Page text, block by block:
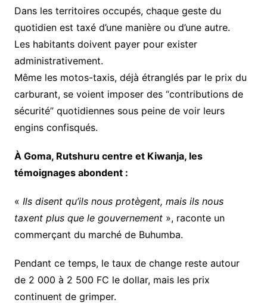
Dans les territoires occupés, chaque geste du
quotidien est taxé d’une manière ou d’une autre.
Les habitants doivent payer pour exister
administrativement.
Même les motos-taxis, déjà étranglés par le prix du
carburant, se voient imposer des “contributions de
sécurité” quotidiennes sous peine de voir leurs
engins confisqués.
À Goma, Rutshuru centre et Kiwanja, les
témoignages abondent :
« Ils disent qu’ils nous protègent, mais ils nous
taxent plus que le gouvernement », raconte un
commerçant du marché de Buhumba.
Pendant ce temps, le taux de change reste autour
de 2 000 à 2 500 FC le dollar, mais les prix
continuent de grimper.